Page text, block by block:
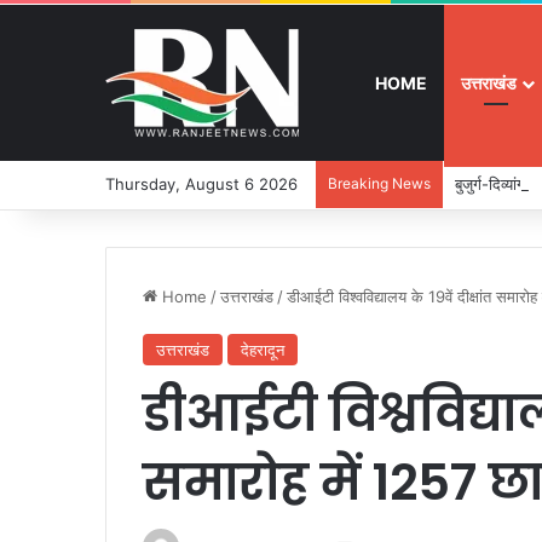
HOME उत्तराखंड
Thursday, August 6 2026 Breaking News बुजुर्ग-
Home /उत्तराखंड /डीआईटी विश्वविद्यालय के 19वें दीक्षांत
उत्तराखंड देहरादून
डीआईटी
समारोह में 1257